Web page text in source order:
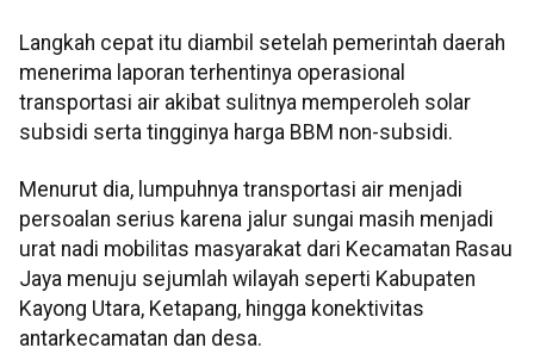
Langkah cepat itu diambil setelah pemerintah daerah
menerima laporan terhentinya operasional
transportasi air akibat sulitnya memperoleh solar
subsidi serta tingginya harga BBM non-subsidi.
Menurut dia, lumpuhnya transportasi air menjadi
persoalan serius karena jalur sungai masih menjadi
urat nadi mobilitas masyarakat dari Kecamatan Rasau
Jaya menuju sejumlah wilayah seperti Kabupaten
Kayong Utara, Ketapang, hingga konektivitas
antarkecamatan dan desa.